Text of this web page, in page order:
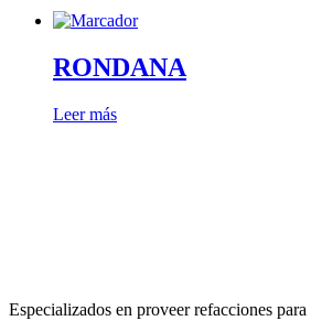
RONDANA
Leer más
Especializados en proveer refacciones